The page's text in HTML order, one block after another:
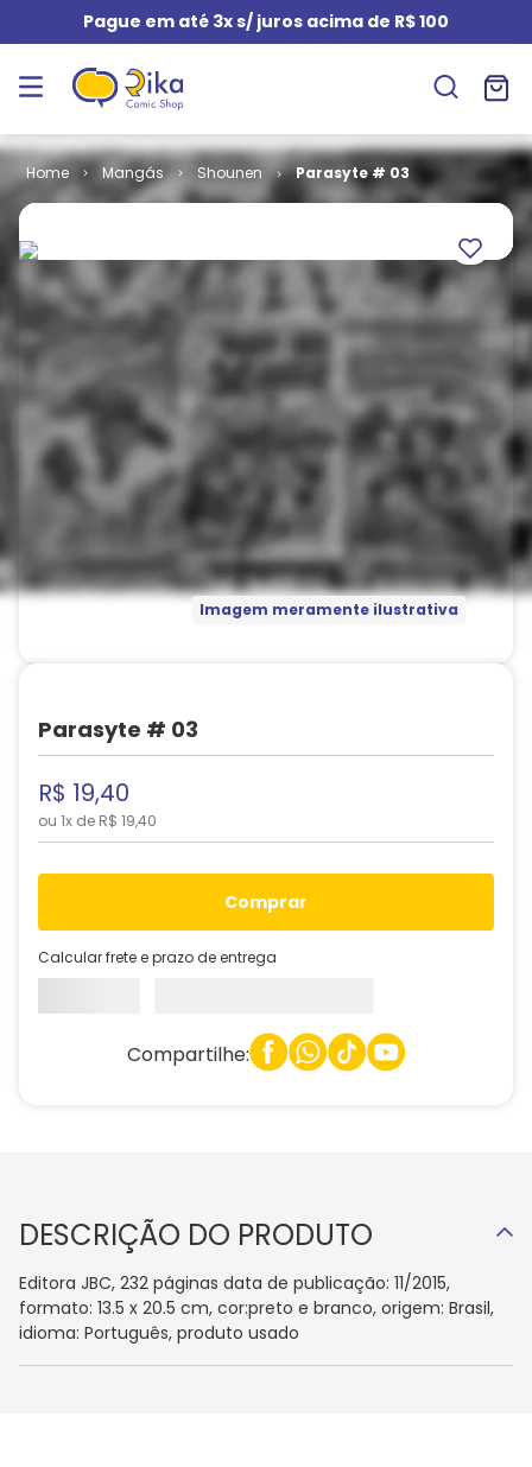
Pague em até 3x s/ juros acima de R$ 100
Mangás Shounen Parasyte # 03
Imagem meramente ilustrativa
Parasyte # 03
R$ 19,40
ou 1x de R$ 19,40
comprar
Calcular frete e prazo de entrega
Compartilhe:
DESCRIÇÃO DO PRODUTO
Editora JBC, 232 páginas data de publicação: 11/2015,
formato: 13.5 x 20.5 cm, cor:preto e branco, origem: Brasil,
idioma: Português, produto usado